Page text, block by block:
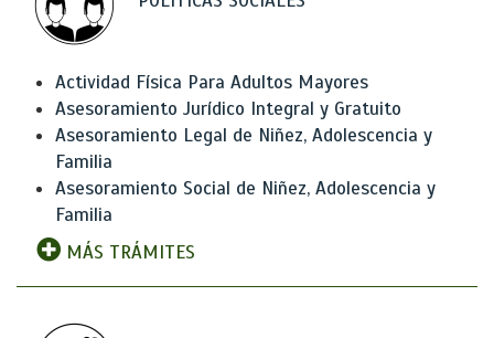
Actividad Física Para Adultos Mayores
Asesoramiento Jurídico Integral y Gratuito
Asesoramiento Legal de Niñez, Adolescencia y
Familia
Asesoramiento Social de Niñez, Adolescencia y
Familia
MÁS TRÁMITES